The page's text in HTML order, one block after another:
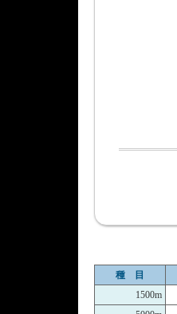
種 目
1500m